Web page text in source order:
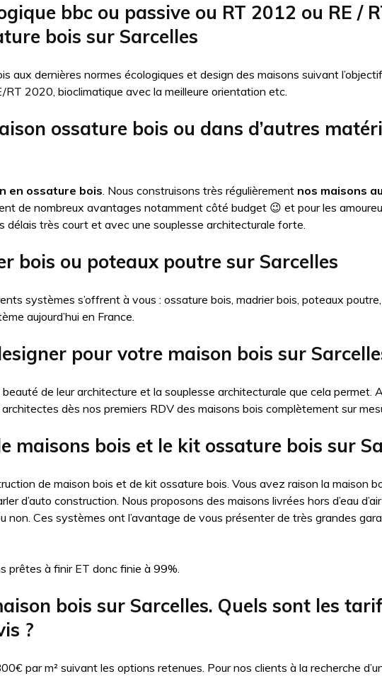
bbc ou passive ou RT 2012 ou RE /
bois sur Sarcelles
aux dernières normes écologiques et design des maisons suivant
2020, bioclimatique avec la meilleure orientation etc.
ossature bois ou dans d’autres
en ossature bois. Nous construisons très régulièrement nos maisons
de nombreux avantages notamment côté budget 😉 et pour les
délais très court et avec une souplesse architecturale forte.
bois ou poteaux poutre sur Sarcelles
systèmes s’offrent à vous : ossature bois, madrier bois, poteaux
aujourd’hui en France.
pour votre maison bois sur
de leur architecture et la souplesse architecturale que cela permet.
dès nos premiers RDV des maisons bois complètement sur
maisons bois et le kit ossature bois sur
de maison bois et de kit ossature bois. Vous avez raison la maison
d’auto construction. Nous proposons des maisons livrées hors d’eau
non. Ces systèmes ont l’avantage de vous présenter de très grandes
prêtes à finir ET donc finie à 99%.
bois sur Sarcelles. Quels sont les
?
par m² suivant les options retenues. Pour nos clients à la recherche